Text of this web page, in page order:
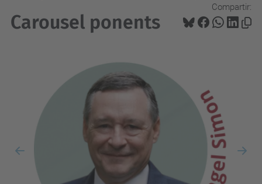
Compartir:
Carousel ponents
Previous